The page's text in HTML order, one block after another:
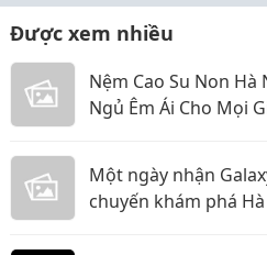
Được xem nhiều
Nệm Cao Su Non Hà
Ngủ Êm Ái Cho Mọi
Một ngày nhận
chuyến khám phá